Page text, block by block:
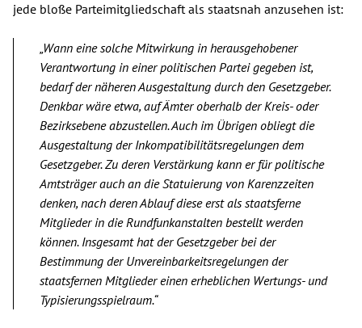
jede bloße Parteimitgliedschaft als staatsnah anzusehen ist:
„Wann eine solche Mitwirkung in herausgehobener
Verantwortung in einer politischen Partei gegeben ist,
bedarf der näheren Ausgestaltung durch den Gesetzgeber.
Denkbar wäre etwa, auf Ämter oberhalb der Kreis- oder
Bezirksebene abzustellen. Auch im Übrigen obliegt die
Ausgestaltung der Inkompatibilitätsregelungen dem
Gesetzgeber. Zu deren Verstärkung kann er für politische
Amtsträger auch an die Statuierung von Karenzzeiten
denken, nach deren Ablauf diese erst als staatsferne
Mitglieder in die Rundfunkanstalten bestellt werden
können. Insgesamt hat der Gesetzgeber bei der
Bestimmung der Unvereinbarkeitsregelungen der
staatsfernen Mitglieder einen erheblichen Wertungs- und
Typisierungsspielraum.“